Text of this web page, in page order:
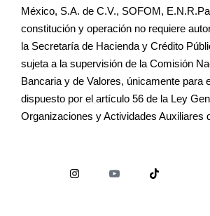
México, S.A. de C.V., SOFOM,
constitución y operación no requiere
la Secretaría de Hacienda y Crédito
sujeta a la supervisión de la Comisión
Bancaria y de Valores, únicamente para
dispuesto por el artículo 56 de la Ley
Organizaciones y Actividades Auxiliares